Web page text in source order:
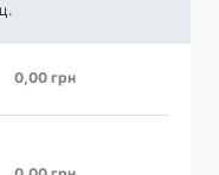
0,00 грн